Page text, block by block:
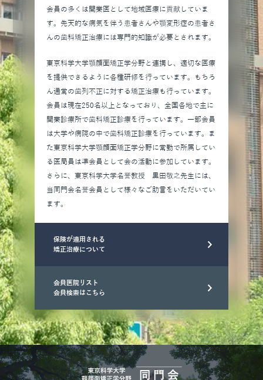
会員の多くは開業医として地域医療に貢献していま
す。先天的な病気を伴う患者さんや顎変形症の患者さ
んの歯科矯正治療には専門的知識が必要とされます。
東京科学大学顎顔面矯正学分野と連携し、適切な医療
を提供できるように各種研修を行っています。もちろ
ん通常の歯列不正に対する矯正治療も行っています。
会員は現在250名以上となっており、全国各地で主に
開業診療所で歯科矯正診療を行っています。一部会員
は大学や病院の中で歯科矯正診療を行っています。ま
た東京科学大学顎顔面矯正学分野に常勤で所属してい
る医局員は準会員として会の活動に参加しています。
さらに、東京科学大学名誉教授 黒田敬之先生には、
当同門会名誉会員として様々なご助言をいただいてい
ます。
保険が適用される
矯正治療について
会員医院リスト
会員検索はこちら